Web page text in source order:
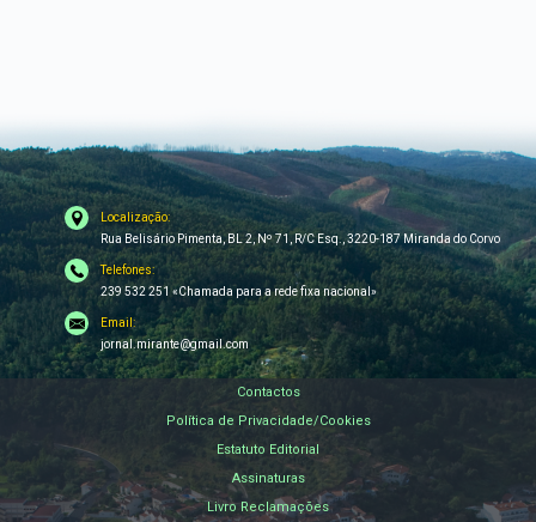
Localização:
Rua Belisário Pimenta, BL 2, Nº 71, R/C Esq., 3220-187 Miranda do Corvo
Telefones:
239 532 251 «Chamada para a rede fixa nacional»
Email:
jornal.mirante@gmail.com
Contactos
Política de Privacidade/Cookies
Estatuto Editorial
Assinaturas
Livro Reclamações